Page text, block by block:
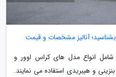
بشناسید؛ آنالیز مشخصات و قیمت
شامل انواع مدل های کراس اوور و
و هیبریدی استفاده می نمایند.